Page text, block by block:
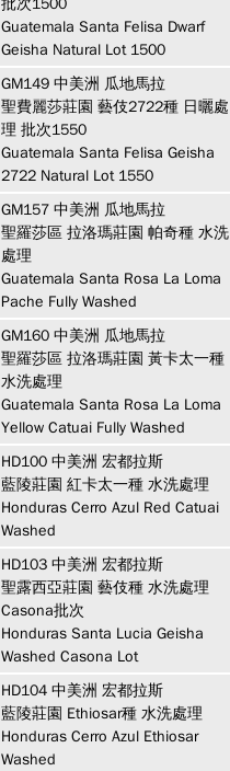
批次1500
Guatemala Santa Felisa Dwarf
Geisha Natural Lot 1500
GM149 中美洲 瓜地馬拉
聖費麗莎莊園 藝伎2722種 日曬處
理 批次1550
Guatemala Santa Felisa Geisha
2722 Natural Lot 1550
GM157 中美洲 瓜地馬拉
聖羅莎區 拉洛瑪莊園 帕奇種 水洗
處理
Guatemala Santa Rosa La Loma
Pache Fully Washed
GM160 中美洲 瓜地馬拉
聖羅莎區 拉洛瑪莊園 黃卡太一種
水洗處理
Guatemala Santa Rosa La Loma
Yellow Catuai Fully Washed
HD100 中美洲 宏都拉斯
藍陵莊園 紅卡太一種 水洗處理
Honduras Cerro Azul Red Catuai
Washed
HD103 中美洲 宏都拉斯
聖露西亞莊園 藝伎種 水洗處理
Casona批次
Honduras Santa Lucia Geisha
Washed Casona Lot
HD104 中美洲 宏都拉斯
藍陵莊園 Ethiosar種 水洗處理
Honduras Cerro Azul Ethiosar
Washed